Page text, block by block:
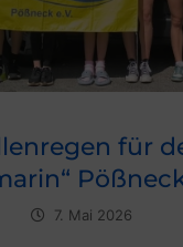
für
7. Mai 2026